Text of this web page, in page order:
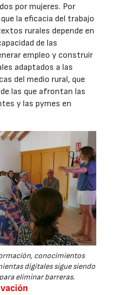
por mujeres. Por
la eficacia del trabajo
rurales depende en
de las
empleo y construir
adaptados a las
del medio rural, que
las que afrontan las
y las pymes en
conocimientos
digitales sigue siendo
eliminar barreras.